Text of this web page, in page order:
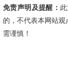
免责声明及提醒：
的，不代表本网站
需谨慎！